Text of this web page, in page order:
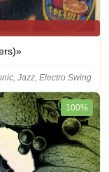
Jazz, Electro Swing
100%